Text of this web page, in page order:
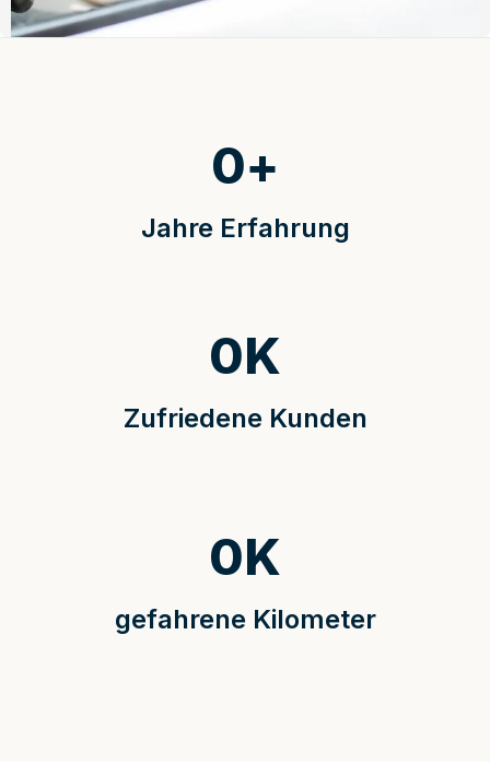
Jahre Erfahrung
0+
Zufriedene Kunden
0K
gefahrene Kilometer
0K